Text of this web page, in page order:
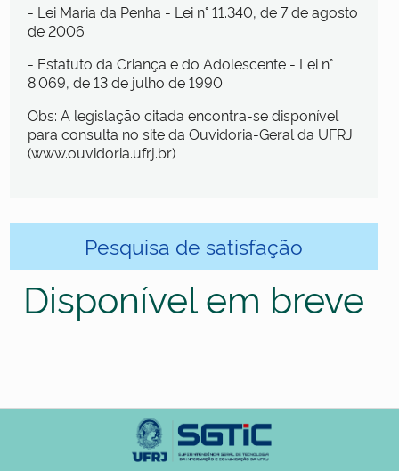
- Lei Maria da Penha - Lei n° 11.340, de 7 de agosto
de 2006
- Estatuto da Criança e do Adolescente - Lei n°
8.069, de 13 de julho de 1990
Obs: A legislação citada encontra-se disponível
para consulta no site da Ouvidoria-Geral da UFRJ
(www.ouvidoria.ufrj.br)
Pesquisa de satisfação
Disponível em breve